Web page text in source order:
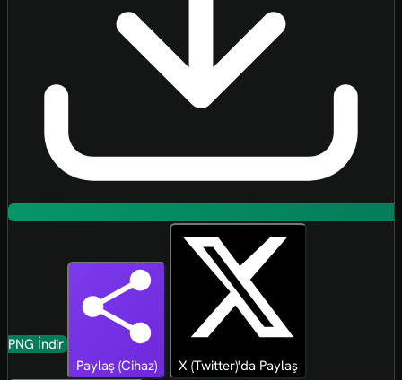
PNG İndir
Paylaş (Cihaz)
X (Twitter)'da Paylaş